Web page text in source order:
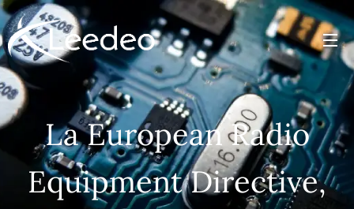
La European Radio
Equipment Directive,